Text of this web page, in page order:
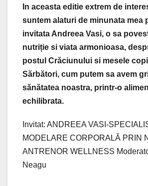
In aceasta editie extrem de
suntem alaturi de minunata mea
invitata Andreea Vasi, o sa
nutriție si viata armonioasa,
postul Crăciunului si mesele
Sărbători, cum putem sa avem
sănătatea noastra, printr-o
echilibrata.
Invitat: ANDREEA VASI-
MODELARE CORPORALĂ PRIN
ANTRENOR WELLNESS
Neagu